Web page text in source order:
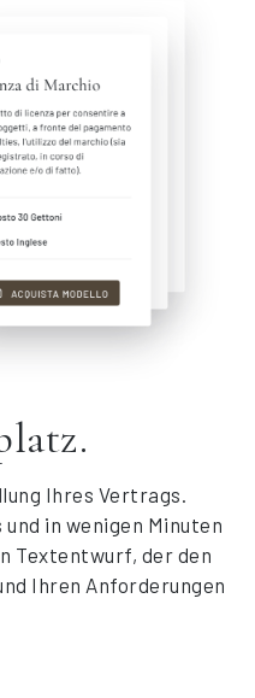
Ihres Vertrags.
und in wenigen Minuten
Textentwurf, der den
Ihren Anforderungen